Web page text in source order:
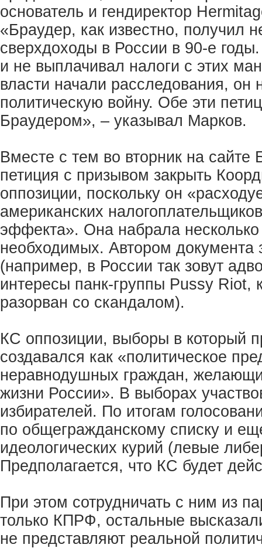
основатель и гендиректор
«Браудер, как известно, получил
сверхдоходы в России в 90-е
и не выплачивал налоги с этих
власти начали расследования, он
политическую войну. Обе эти
Браудером», – указывал Марков.
Вместе с тем во вторник на сайте
петиция с призывом закрыть
оппозиции, поскольку он
американских
эффекта». Она набрала
необходимых. Автором документа
(например, в России так зовут
интересы панк-группы Pussy Riot,
разорван со скандалом).
КС оппозиции, выборы в который
создавался как «политическое
неравнодушных граждан,
жизни России». В выборах
избирателей. По итогам
по общегражданскому списку и
идеологических курий (левые
Предполагается, что КС будет
При этом сотрудничать с ним из
только КПРФ, остальные
не представляют реальной